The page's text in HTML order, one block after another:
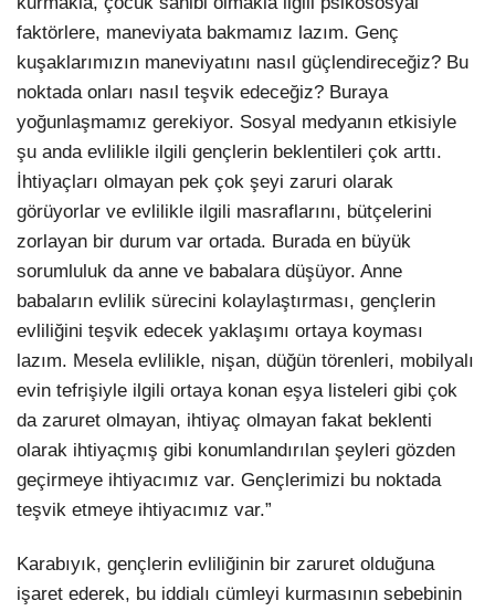
faktörlere, maneviyata bakmamız lazım. Genç
kuşaklarımızın maneviyatını nasıl güçlendireceğiz? Bu
noktada onları nasıl teşvik edeceğiz? Buraya
yoğunlaşmamız gerekiyor. Sosyal medyanın etkisiyle
şu anda evlilikle ilgili gençlerin beklentileri çok arttı.
İhtiyaçları olmayan pek çok şeyi zaruri olarak
görüyorlar ve evlilikle ilgili masraflarını, bütçelerini
zorlayan bir durum var ortada. Burada en büyük
sorumluluk da anne ve babalara düşüyor. Anne
babaların evlilik sürecini kolaylaştırması, gençlerin
evliliğini teşvik edecek yaklaşımı ortaya koyması
lazım. Mesela evlilikle, nişan, düğün törenleri, mobilyalı
evin tefrişiyle ilgili ortaya konan eşya listeleri gibi çok
da zaruret olmayan, ihtiyaç olmayan fakat beklenti
olarak ihtiyaçmış gibi konumlandırılan şeyleri gözden
geçirmeye ihtiyacımız var. Gençlerimizi bu noktada
teşvik etmeye ihtiyacımız var.”
Karabıyık, gençlerin evliliğinin bir zaruret olduğuna
işaret ederek, bu iddialı cümleyi kurmasının sebebinin